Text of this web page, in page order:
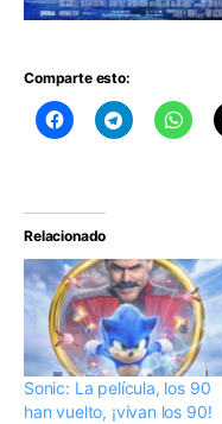
Comparte esto:
Relacionado
Sonic: La película, los 90
han vuelto, ¡vivan los 90!